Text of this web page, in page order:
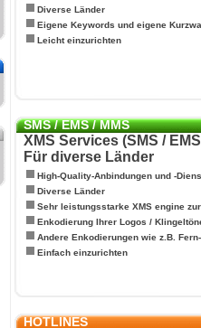
Diverse Länder
Eigene Keywords und eigene
Leicht einzurichten
SMS / EMS / MMS
XMS Services (SMS /
Für diverse Länder
High-Quality-Anbindungen und -
Diverse Länder
Sehr leistungsstarke XMS engine
Enkodierung Ihrer Logos /
Andere Enkodierungen wie z.B.
Einfach einzurichten
HOTLINES